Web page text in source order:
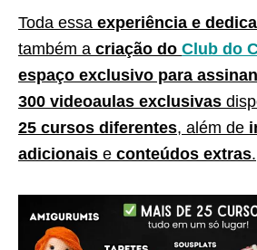
Toda essa experiência e
também a criação do Club do
espaço exclusivo para
300 videoaulas exclusivas
25 cursos diferentes, além de
adicionais e conteúdos extras.